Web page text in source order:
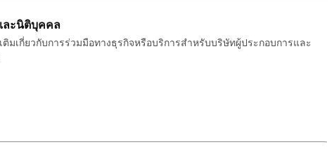
ละนิติบุคคล
มเกี่ยวกับการร่วมมือทางธุรกิจหรือบริการสำหรับบริษัทผู้ประกอบการและ